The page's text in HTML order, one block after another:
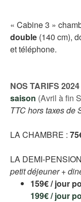
« Cabine 3 »
double (140 cm),
et téléphone.
NOS TARIFS 2024
saison (Avril à fin
TTC hors taxes de
LA CHAMBRE :
LA DEMI-
petit déjeuner +
159€ / jour
199€ / jour